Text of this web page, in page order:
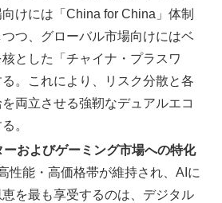
けには「China for China」体制
つ、グローバル市場向けにはベ
核とした「チャイナ・プラスワ
。これにより、リスク分散と各
両立させる強靭なデュアルエコ
。
およびゲーミング市場への特化
性能・高価格帯が維持され、AIに
を最も享受するのは、デジタル